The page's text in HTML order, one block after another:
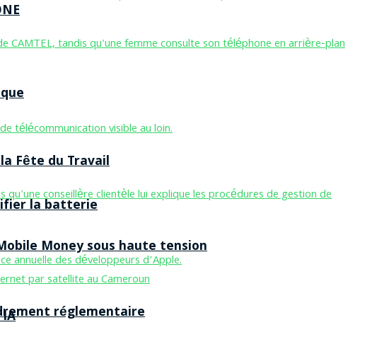
la batterie
Fête du Travail
Money sous haute tension
réglementaire